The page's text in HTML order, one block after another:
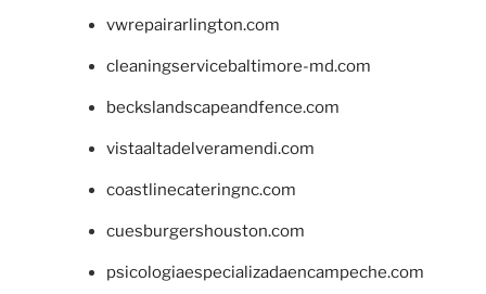
vwrepairarlington.com
cleaningservicebaltimore-md.com
beckslandscapeandfence.com
vistaaltadelveramendi.com
coastlinecateringnc.com
cuesburgershouston.com
psicologiaespecializadaencampeche.com